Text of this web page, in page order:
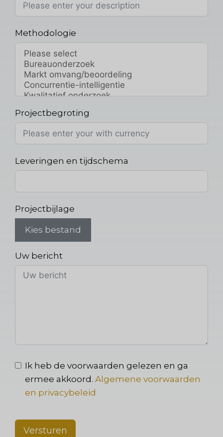
Methodologie
Projectbegroting
Leveringen en tijdschema
Projectbijlage
Kies bestand
Uw bericht
Ik heb de voorwaarden gelezen en ga
ermee akkoord. Algemene voorwaarden
en privacybeleid
Versturen